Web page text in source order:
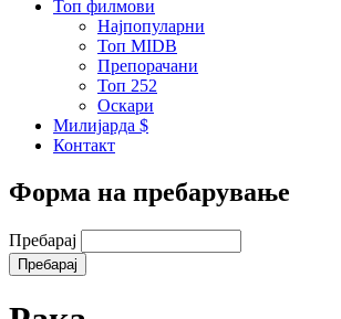
Топ филмови
Најпопуларни
Топ MIDB
Препорачани
Топ 252
Оскари
Милијарда $
Контакт
Форма на пребарување
Пребарај